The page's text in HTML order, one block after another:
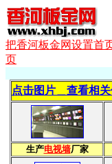
把香河板金网设置首
页
点击图片＿查看相
生产电视墙厂家